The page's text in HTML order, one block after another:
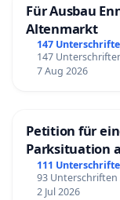
Für Ausbau
Altenmarkt
147
147
7 Aug 2026
Petition für
Parksituation
111
93 Unterschriften
2 Jul 2026